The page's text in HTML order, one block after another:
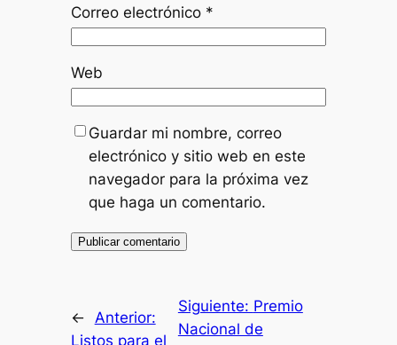
Correo electrónico *
Web
Guardar mi nombre, correo
electrónico y sitio web en este
navegador para la próxima vez
que haga un comentario.
←
Anterior:
Listos para el
Siguiente: Premio
Nacional de